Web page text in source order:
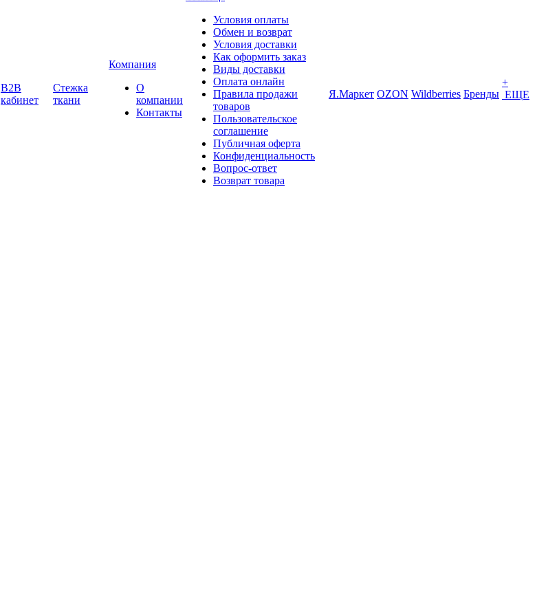
B2B
кабинет
Стежка
ткани
Компания
О
компании
Контакты
Условия оплаты
Обмен и возврат
Условия доставки
Как оформить заказ
Виды доставки
Оплата онлайн
Правила продажи
товаров
Пользовательское
соглашение
Публичная оферта
Конфиденциальность
Вопрос-ответ
Возврат товара
Я.Маркет OZON Wildberries Бренды
+
ЕЩЕ